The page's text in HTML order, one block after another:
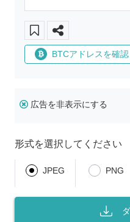
BTCアドレスを確認
広告を非表示にする
形式を選択してください
JPEG PNG